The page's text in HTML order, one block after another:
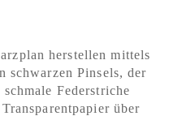
herstellen mittels
schwarzen Pinsels, der
Federstriche
über